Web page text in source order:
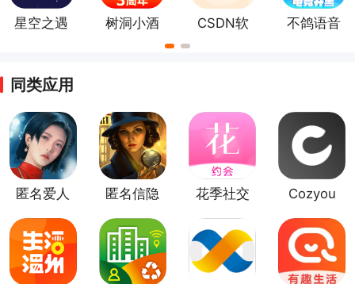
星空之遇
树洞小酒
CSDN软
不鸽语音
同类应用
匿名爱人
匿名信隐
花季社交
Cozyou